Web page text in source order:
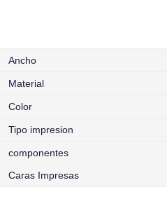
Ancho
Material
Color
Tipo impresion
componentes
Caras Impresas